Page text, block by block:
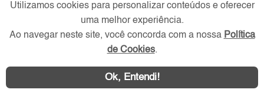
Utilizamos cookies para personalizar conteúdos e oferecer
uma melhor experiência.
Ao navegar neste site, você concorda com a nossa Política
de Cookies.
Ok, Entendi!